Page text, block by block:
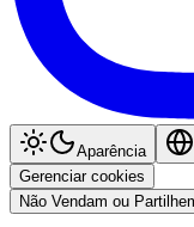
Aparência
Gerenciar cookies
Não Vendam ou